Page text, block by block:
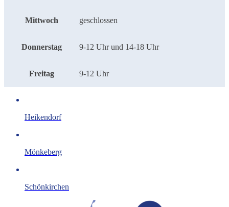
Mittwoch geschlossen
Donnerstag 9-12 Uhr und 14-18 Uhr
Freitag 9-12 Uhr
Heikendorf
Mönkeberg
Schönkirchen